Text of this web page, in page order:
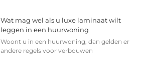
Wat mag wel als u luxe laminaat wilt
leggen in een huurwoning
Woont u in een huurwoning, dan gelden er
andere regels voor verbouwen